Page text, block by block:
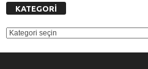
KATEGORİ
KATEGORİ